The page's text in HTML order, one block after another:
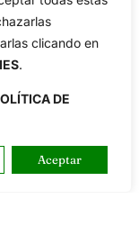
clicando en
.
DE
Aceptar